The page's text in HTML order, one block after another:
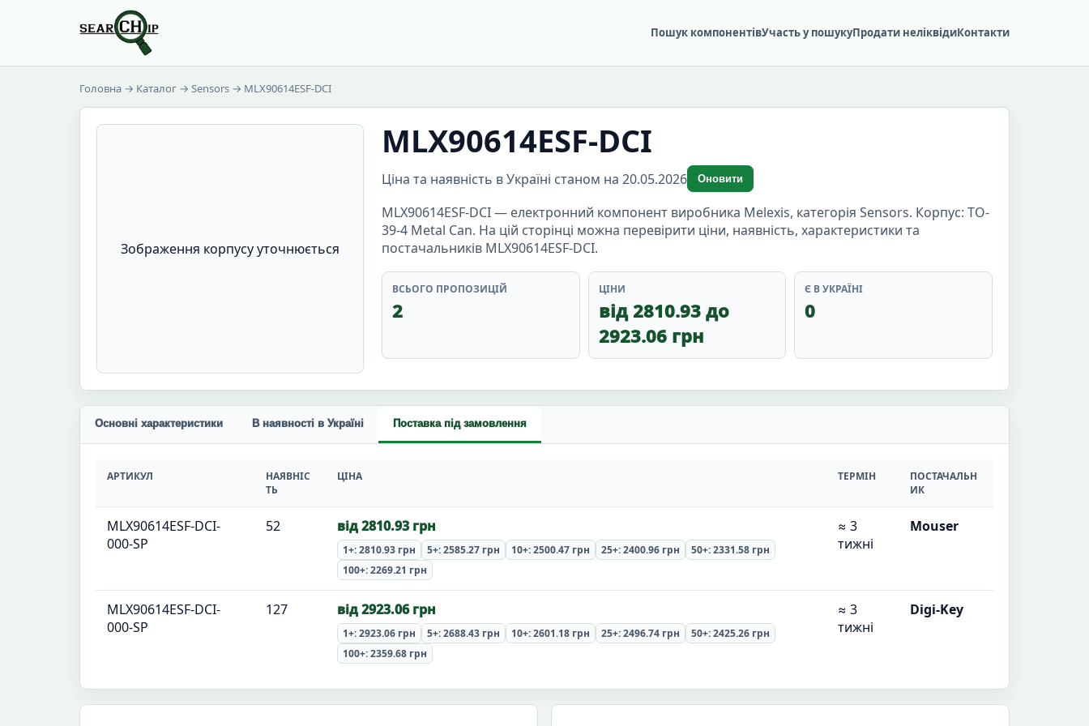
Пошук компонентівУчасть у пошукуПродати неліквідиКонтакти
Головна → Каталог → Sensors → MLX90614ESF-DCI
Зображення корпусу уточнюється
MLX90614ESF-DCI
Ціна та наявність в Україні станом на 20.05.2026 Оновити
MLX90614ESF-DCI — електронний компонент виробника Melexis, категорія Sensors. Корпус: TO-
39-4 Metal Can. На цій сторінці можна перевірити ціни, наявність, характеристики та
постачальників MLX90614ESF-DCI.
ВСЬОГО ПРОПОЗИЦІЙ
2
ЦІНИ
від 2810.93 до
2923.06 грн
Є В УКРАЇНІ
0
Основні характеристики В наявності в Україні Поставка під замовлення
АРТИКУЛ
НАЯВНІС
ТЬ
ЦІНА ТЕРМІН
ПОСТАЧАЛЬН
ИК
MLX90614ESF-DCI-
000-SP
52 від 2810.93 грн
1+: 2810.93 грн 5+: 2585.27 грн 10+: 2500.47 грн 25+: 2400.96 грн
50+: 2331.58 грн
100+: 2269.21 грн
≈ 3
тижні
Mouser
MLX90614ESF-DCI-
000-SP
127 від 2923.06 грн
1+: 2923.06 грн 5+: 2688.43 грн 10+: 2601.18 грн 25+: 2496.74 грн
50+: 2425.26 грн
100+: 2359.68 грн
≈ 3
тижні
Digi-Key